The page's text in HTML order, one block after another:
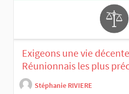
Exigeons une vie
Réunionnais les plus
Stéphanie RIVIERE